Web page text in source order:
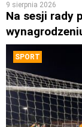
9 sierpnia 2026
Na sesji rady
SPORT